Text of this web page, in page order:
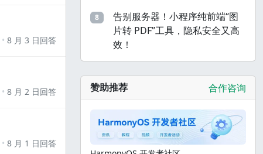
8 月 3 日回答
8 月 2 日回答
8 月 1 日回答
8
告别服务器！小程序纯前端“图
片转 PDF”工具，隐私安全又高
效！
赞助推荐 合作咨询